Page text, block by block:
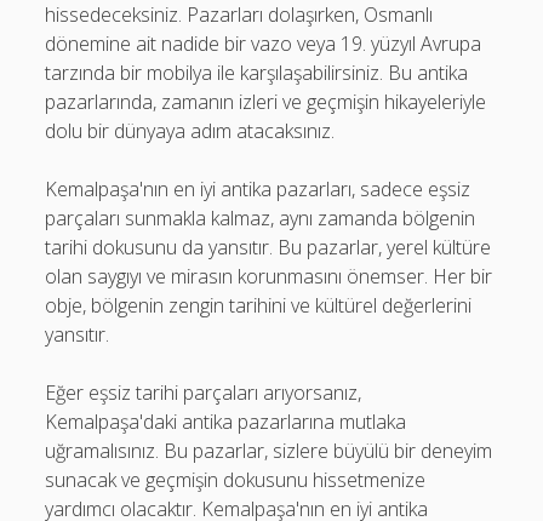
hissedeceksiniz. Pazarları dolaşırken, Osmanlı
dönemine ait nadide bir vazo veya 19. yüzyıl Avrupa
tarzında bir mobilya ile karşılaşabilirsiniz. Bu antika
pazarlarında, zamanın izleri ve geçmişin hikayeleriyle
dolu bir dünyaya adım atacaksınız.
Kemalpaşa'nın en iyi antika pazarları, sadece eşsiz
parçaları sunmakla kalmaz, aynı zamanda bölgenin
tarihi dokusunu da yansıtır. Bu pazarlar, yerel kültüre
olan saygıyı ve mirasın korunmasını önemser. Her bir
obje, bölgenin zengin tarihini ve kültürel değerlerini
yansıtır.
Eğer eşsiz tarihi parçaları arıyorsanız,
Kemalpaşa'daki antika pazarlarına mutlaka
uğramalısınız. Bu pazarlar, sizlere büyülü bir deneyim
sunacak ve geçmişin dokusunu hissetmenize
yardımcı olacaktır. Kemalpaşa'nın en iyi antika